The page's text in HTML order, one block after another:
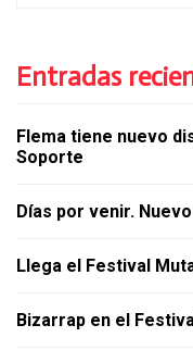
Entradas
Flema tiene nuevo
Soporte
Días por venir.
Llega el Festival
Bizarrap en el